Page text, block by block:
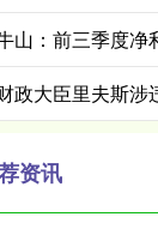
山：前三季度净
资讯